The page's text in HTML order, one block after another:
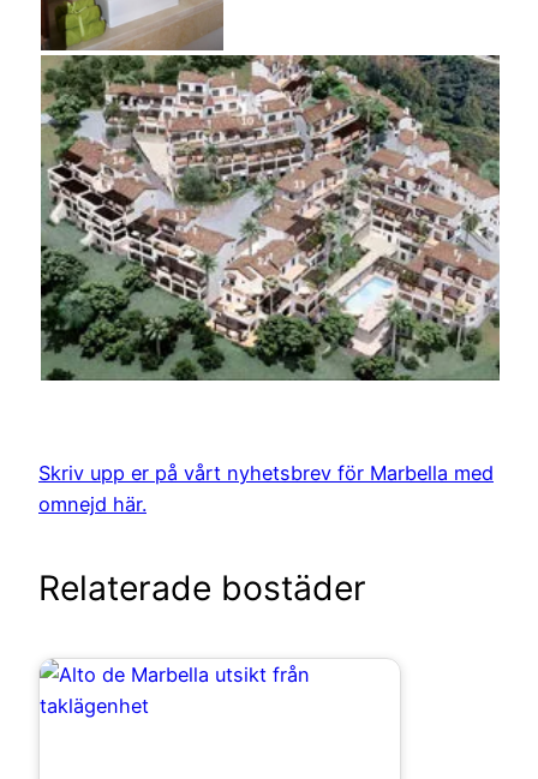
Skriv upp er på vårt nyhetsbrev för Marbella med
omnejd här.
Relaterade bostäder